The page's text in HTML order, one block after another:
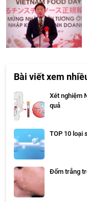
Bài viết xem
Xét nghiệm
quả
TOP 10 loại
Đốm trắng